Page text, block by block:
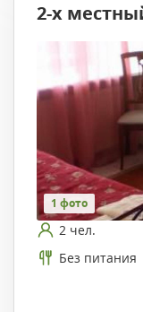
2-х
1 фото
2 чел.
Без питания